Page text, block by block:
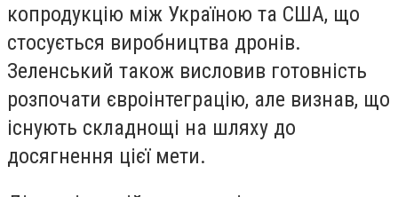
копродукцію між Україною та США, що
стосується виробництва дронів.
Зеленський також висловив готовність
розпочати євроінтеграцію, але визнав, що
існують складнощі на шляху до
досягнення цієї мети.